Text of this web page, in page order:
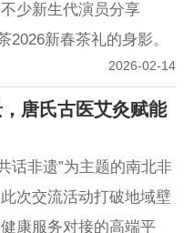
少新生代演员分享
2026新春茶礼的身影。
2026-02-14
唐氏古医艾灸赋能
话非遗”为主题的南北非
次交流活动打破地域壁
康服务对接的高端平